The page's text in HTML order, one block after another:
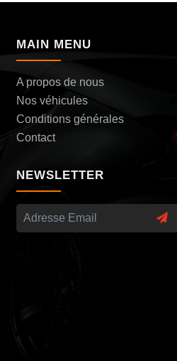
MAIN MENU
A propos de nous
Nos véhicules
Conditions générales
Contact
NEWSLETTER